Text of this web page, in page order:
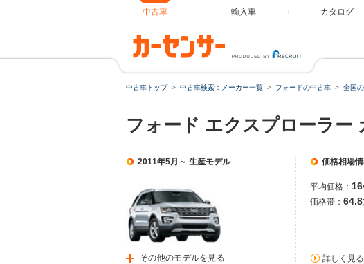
中古車 輸入車 カタログ
中古車トップ 中古車検索：メーカー一覧 フォードの中古車 全国
フォード エクスプローラー
2011年5月～ 生産モデル
その他のモデルを見る
価格相場
平均価格：
価格帯： 64.8
詳しく見る